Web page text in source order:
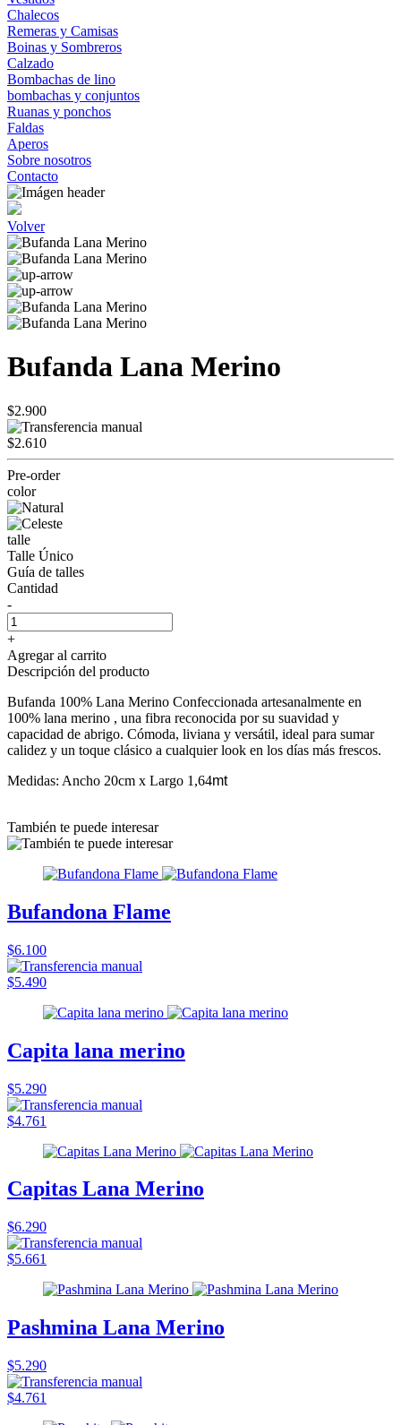
Chalecos
Remeras y Camisas
Boinas y Sombreros
Calzado
Bombachas de lino
bombachas y conjuntos
Ruanas y ponchos
Faldas
Aperos
Sobre nosotros
Contacto
Volver
Bufanda Lana Merino
$2.900
$2.610
Pre-order
color
talle
Talle Único
Guía de talles
Cantidad
-
+
Agregar al carrito
Descripción del producto
Bufanda 100% Lana Merino Confeccionada artesanalmente en
100% lana merino , una fibra reconocida por su suavidad y
capacidad de abrigo. Cómoda, liviana y versátil, ideal para sumar
calidez y un toque clásico a cualquier look en los días más frescos.
Medidas: Ancho 20cm x Largo 1,64mt
También te puede interesar
Bufandona Flame
$6.100
$5.490
Capita lana merino
$5.290
$4.761
Capitas Lana Merino
$6.290
$5.661
Pashmina Lana Merino
$5.290
$4.761